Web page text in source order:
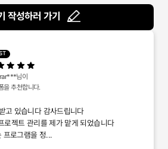
작성하러 가기
님이
을 추천합니다.
고 있습니다 감사드립니다
로젝트 관리를 제가 맡게 되었습니다
프로그램을 정...